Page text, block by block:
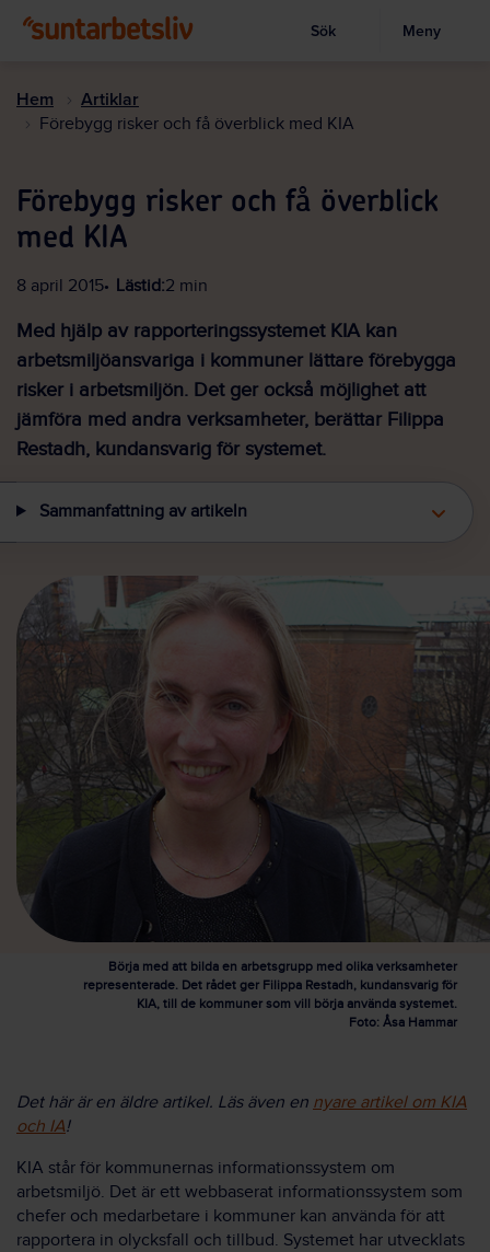
huvudinnehållet
Visa sökruta
Sök Meny
Hem Artiklar
Förebygg risker och få överblick med KIA
Förebygg risker och få överblick
med KIA
8 april 2015 Lästid:2 min
Med hjälp av rapporteringssystemet KIA kan
arbetsmiljöansvariga i kommuner lättare förebygga
risker i arbetsmiljön. Det ger också möjlighet att
jämföra med andra verksamheter, berättar Filippa
Restadh, kundansvarig för systemet.
Sammanfattning av artikeln
Börja med att bilda en arbetsgrupp med olika verksamheter
representerade. Det rådet ger Filippa Restadh, kundansvarig för
KIA, till de kommuner som vill börja använda systemet.
Foto: Åsa Hammar
Det här är en äldre artikel. Läs även en nyare artikel om KIA
och IA!
KIA står för kommunernas informationssystem om
arbetsmiljö. Det är ett webbaserat informationssystem som
chefer och medarbetare i kommuner kan använda för att
rapportera in olycksfall och tillbud. Systemet har utvecklats